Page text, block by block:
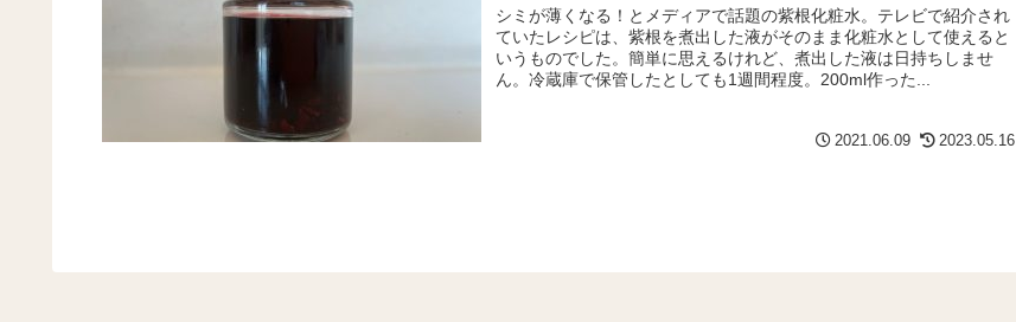
シミが薄くなる！とメディアで話題の紫根化粧水。テレビで紹介され
ていたレシピは、紫根を煮出した液がそのまま化粧水として使えると
いうものでした。簡単に思えるけれど、煮出した液は日持ちしませ
ん。冷蔵庫で保管したとしても1週間程度。200ml作った...
2021.06.09 2023.05.16